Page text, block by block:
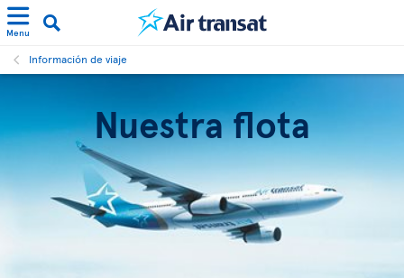
Menu
Información de viaje
Nuestra flota